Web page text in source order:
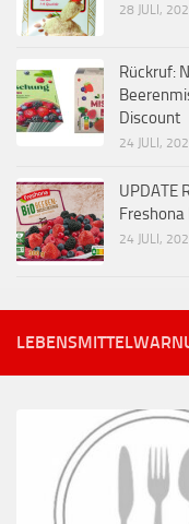
28 JULI,
Rückruf:
Discount
24 JULI,
UPDATE
Freshona
24 JULI,